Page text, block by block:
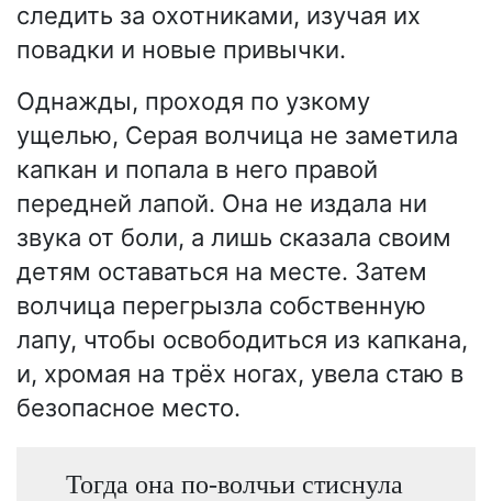
следить за охотниками, изучая их
повадки и новые привычки.
Однажды, проходя по узкому
ущелью, Серая волчица не заметила
капкан и попала в него правой
передней лапой. Она не издала ни
звука от боли, а лишь сказала своим
детям оставаться на месте. Затем
волчица перегрызла собственную
лапу, чтобы освободиться из капкана,
и, хромая на трёх ногах, увела стаю в
безопасное место.
Тогда она по-волчьи стиснула